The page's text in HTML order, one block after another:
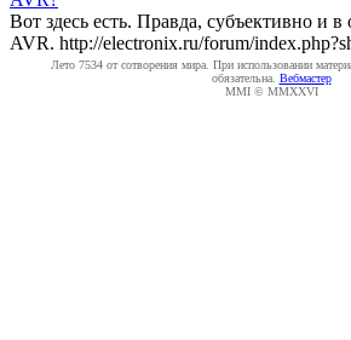
Вот здесь есть. Правда, субъективно и
AVR. http://electronix.ru/forum/
Лето 7534 от сотворения мира. При использовании
обязательна. Вебмастер
MMI © MMXXVI